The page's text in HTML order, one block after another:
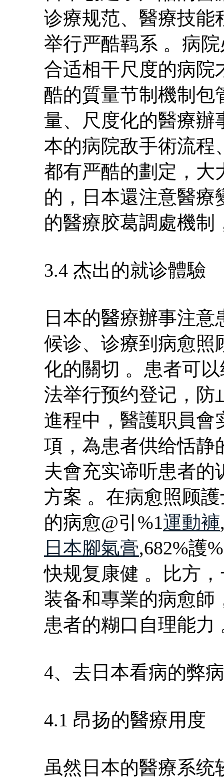
诊療规范、醫療技能
举行严酷羁系 。病
合适相干尺度的病院
酷的質量节制機制包
量、尺度化的醫療辦
本的病院敌手術流程
都有严酷的劃定，大
的，日本還注意醫療
的醫療胶葛調處機制
3.4 杰出的就诊體驗
日本的醫療辦事注
候诊、诊療到病愈照
化的關切 。患者可
法举行预约登记，防
進程中，醫護职員會
項，為患者供给恬静
夫會充实谛听患者的
方案 。在病愈照顾
的病愈@引%1運動褲
日本腳氣膏,682%護
快规复康健 。比方
装备和專業的病愈師
患者的糊口自理能力
4、去日本看病的弊病
4.1 昂扬的醫療用度
虽然日本的醫療系